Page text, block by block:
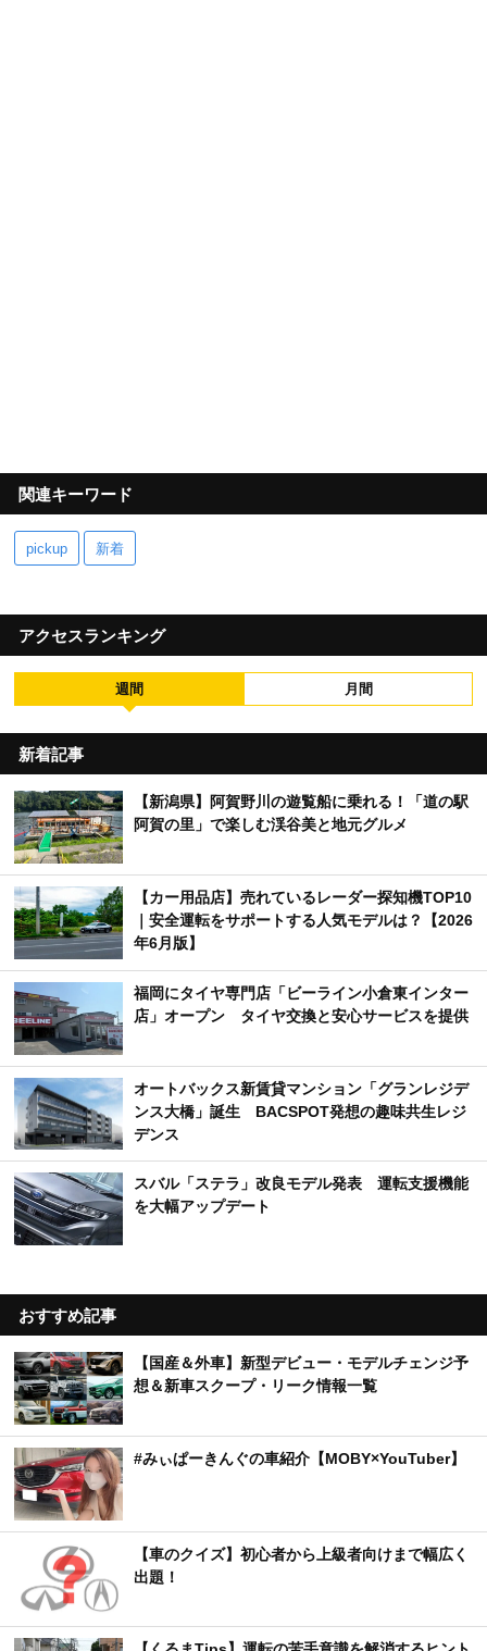
関連キーワード
pickup 新着
アクセスランキング
週間 月間
新着記事
【新潟県】阿賀野川の遊覧船に乗れる！「道の駅
阿賀の里」で楽しむ渓谷美と地元グルメ
【カー用品店】売れているレーダー探知機TOP10
｜安全運転をサポートする人気モデルは？【2026
年6月版】
福岡にタイヤ専門店「ビーライン小倉東インター
店」オープン タイヤ交換と安心サービスを提供
オートバックス新賃貸マンション「グランレジデ
ンス大橋」誕生 BACSPOT発想の趣味共生レジ
デンス
スバル「ステラ」改良モデル発表 運転支援機能
を大幅アップデート
おすすめ記事
【国産＆外車】新型デビュー・モデルチェンジ予
想＆新車スクープ・リーク情報一覧
#みぃぱーきんぐの車紹介【MOBY×YouTuber】
【車のクイズ】初心者から上級者向けまで幅広く
出題！